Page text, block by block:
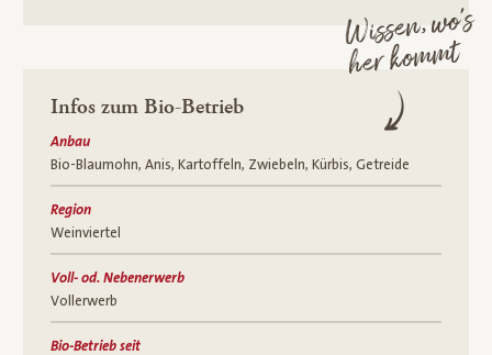
Wissen, wo’s
her kommt
Infos zum Bio-Betrieb
Anbau
Bio-Blaumohn, Anis, Kartoffeln, Zwiebeln, Kürbis, Getreide
Region
Weinviertel
Voll- od. Nebenerwerb
Vollerwerb
Bio-Betrieb seit